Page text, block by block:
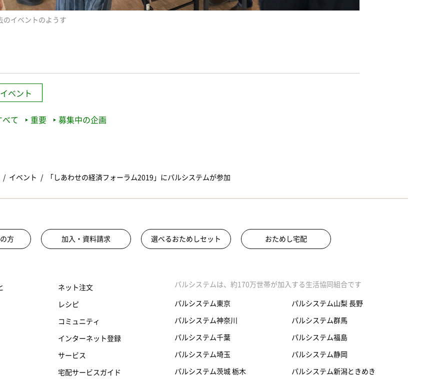
のイベントのようす
イベント
べて 重要 募集中の企画
イベント 「しあわせの経済フォーラム2019」にパルシステムが参加
方 加入・資料請求 選べるおためしセット おためし宅配
ネット注文
レシピ
コミュニティ
インターネット登録
サービス
宅配サービスガイド
パルシステムは、約170万世帯が加入する生活協同組合です
パルシステム東京
パルシステム神奈川
パルシステム千葉
パルシステム埼玉
パルシステム茨城 栃木
パルシステム山梨 長野
パルシステム群馬
パルシステム福島
パルシステム静岡
パルシステム新潟ときめき